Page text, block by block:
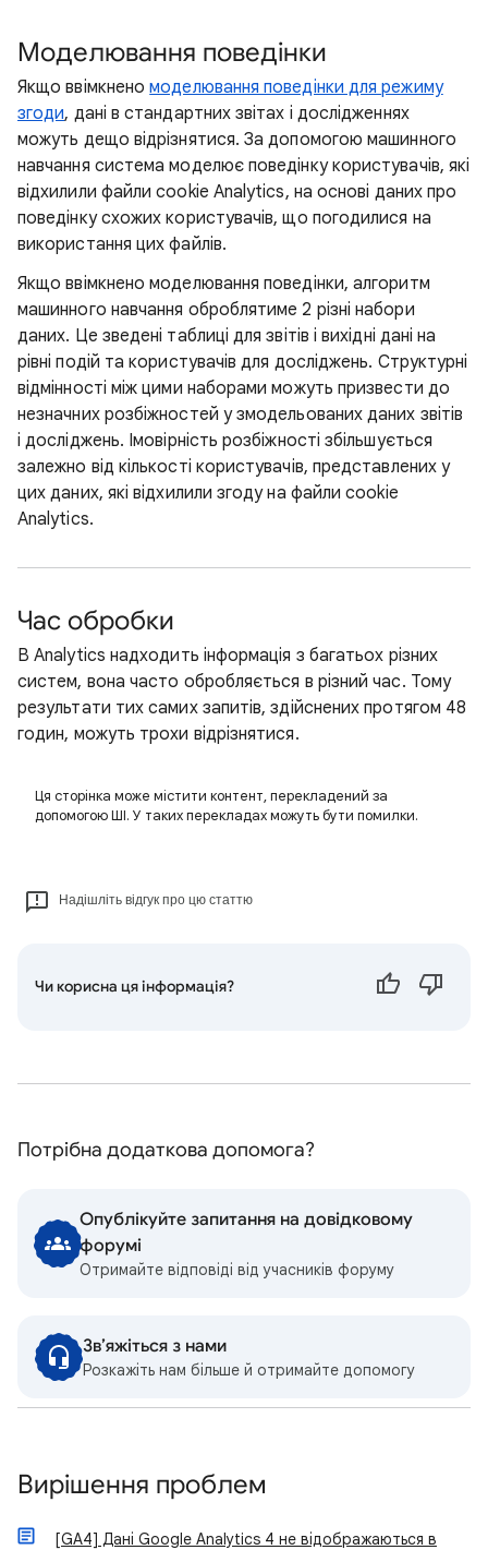
Моделювання поведінки
Якщо ввімкненомоделювання поведінки для режиму
згоди, дані в стандартних звітах і дослідженнях
можуть дещо відрізнятися. За допомогою машинного
навчання система моделює поведінку користувачів, які
відхилили файли cookie Analytics, на основі даних про
поведінку схожих користувачів, що погодилися на
використання цих файлів.
Якщо ввімкнено моделювання поведінки, алгоритм
машинного навчання оброблятиме 2 різні набори
даних. Це зведені таблиці для звітів і вихідні дані на
рівні подій та користувачів для досліджень. Структурні
відмінності між цими наборами можуть призвести до
незначних розбіжностей у змодельованих даних звітів
і досліджень. Імовірність розбіжності збільшується
залежно від кількості користувачів, представлених у
цих даних, які відхилили згоду на файли cookie
Analytics.
Час обробки
В Analytics надходить інформація з багатьох різних
систем, вона часто обробляється в різний час. Тому
результати тих самих запитів, здійснених протягом 48
годин, можуть трохи відрізнятися.
Ця сторінка може містити контент, перекладений за
допомогою ШІ. У таких перекладах можуть бути помилки.
Надішліть відгук про цю статтю
Чи корисна ця інформація?
Потрібна додаткова допомога?
Опублікуйте запитання на довідковому
форумі
Отримайте відповіді від учасників форуму
Зв’яжіться з нами
Розкажіть нам більше й отримайте допомогу
Вирішення проблем
[GA4] Дані Google Analytics 4 не відображаються в